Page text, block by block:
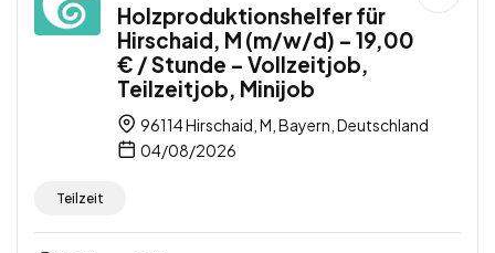
Holzproduktionshelfer für
Hirschaid, M (m/w/d) – 19,00
€ / Stunde – Vollzeitjob,
Teilzeitjob, Minijob
96114 Hirschaid, M, Bayern, Deutschland
04/08/2026
Teilzeit